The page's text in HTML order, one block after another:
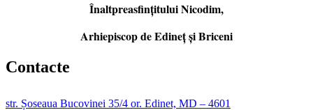
Înaltpreasfințitului Nicodim,
Arhiepiscop de Edineţ şi Briceni
Contacte
str. Șoseaua Bucovinei 35/4 or. Edinet, MD – 4601